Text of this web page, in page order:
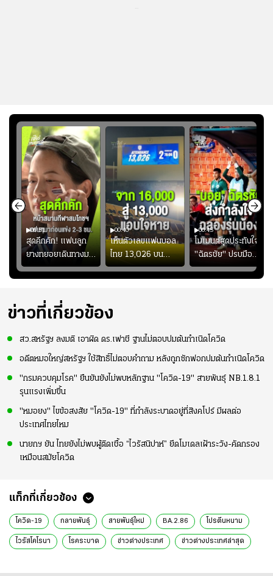
00:51
สุดคึกคัก! แฟนลูก
ยางทยอยเดินทางมา
หน้าสนามกีฬา
สมโภชฯ กันอย่าง
2-3 ชั่วโมง
00:40
เห็นตัวเลขแฟนบอล
ไทย 13,026 บน
สกอร์บอร์ดแล้วแอบ
ใจหาย น้อยกว่านัดที่
อย่างเห็นได้ชัด
00:45
โมเมนต์สุดประทับใจ!
"ฉัตรชัย" ปรบมือ
ฉลองประตูแรกให้
ดาวรุ่ง "เจะฮานาฟี"
ข่าวที่เกี่ยวข้อง
สว.สหรัฐฯ ลงมติ เอาผิด ดร.เฟาชี ฐานไม่ตอบปมต้นกำเนิดโควิด
อดีตหมอใหญ่สหรัฐฯ ใช้สิทธิ์ไม่ตอบคำถาม หลังถูกซักฟอกปมต้นกำเนิดโควิด
"กรมควบคุมโรค" ยืนยันยังไม่พบหลักฐาน "โควิด-19" สายพันธุ์ NB.1.8.1
รุนแรงเพิ่มขึ้น
"หมอยง" ไขข้อสงสัย "โควิด-19" ที่กำลังระบาดอยู่ที่สิงคโปร์ มีผลต่อ
ประเทศไทยไหม
นายกฯ ยัน ไทยยังไม่พบผู้ติดเชื้อ “ไวรัสนิปาห์” ยึดโมเดลเฝ้าระวัง-คัดกรอง
เหมือนสมัยโควิด
แท็กที่เกี่ยวข้อง
โควิด-19 กลายพันธุ์ สายพันธุ์ใหม่ BA.2.86 โปรตีนหนาม
ไวรัสโคโรนา โรคระบาด ข่าวต่างประเทศ ข่าวต่างประเทศล่าสุด